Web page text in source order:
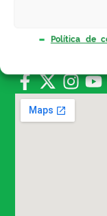
Política de